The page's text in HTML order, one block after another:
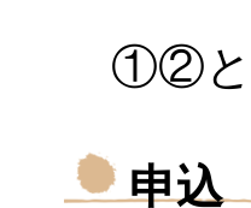
①②と
申込